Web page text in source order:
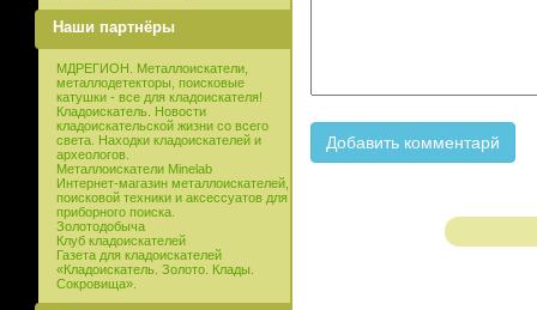
Наши партнёры
МДРЕГИОН. Металлоискатели,
металлодетекторы, поисковые
катушки - все для кладоискателя!
Кладоискатель. Новости
кладоискательской жизни со всего
света. Находки кладоискателей и
археологов.
Металлоискатели Minelab
Интернет-магазин металлоискателей,
поисковой техники и аксессуатов для
приборного поиска.
Золотодобыча
Клуб кладоискателей
Газета для кладоискателей
«Кладоискатель. Золото. Клады.
Сокровища».